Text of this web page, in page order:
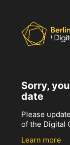
Sorry,
date
Please
of the Digital
Learn more